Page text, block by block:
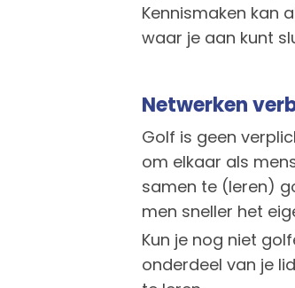
Kennismaken kan
waar je aan kunt
Netwerken
Golf is geen
om elkaar als
samen te (leren)
men sneller het
Kun je nog niet
onderdeel van je